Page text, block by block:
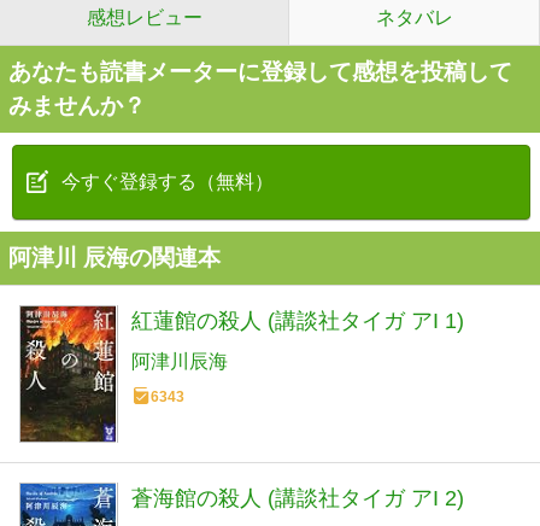
感想レビュー ネタバレ
あなたも読書メーターに登録して感想を投稿して
みませんか？
今すぐ登録する（無料）
阿津川 辰海の関連本
紅蓮館の殺人 (講談社タイガ アI 1)
阿津川辰海
6343
蒼海館の殺人 (講談社タイガ アI 2)